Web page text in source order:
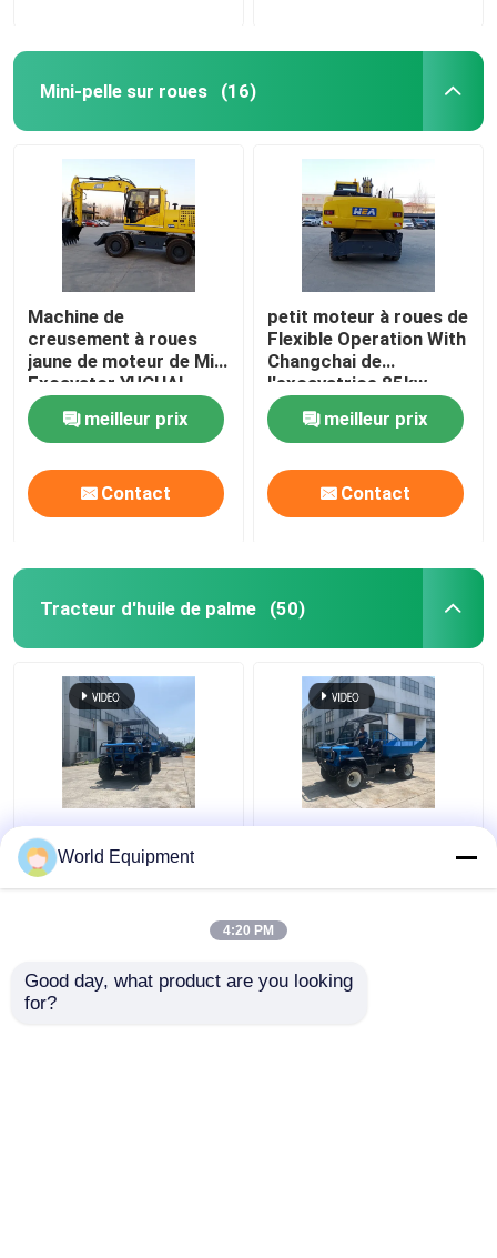
Mini-pelle sur roues (16)
Machine de
creusement à roues
jaune de moteur de Mini
Excavator YUCHAI
petite
meilleur prix
Contact
petit moteur à roues de
Flexible Operation With
Changchai de
l'excavatrice 85kw
meilleur prix
Contact
Tracteur d'huile de palme (50)
Tracteur 2000kg Mini
Tractor d'huile de
palme de pneu de
puissances en chevaux
Individu chargeant la
World Equipment
4:20 PM
Good day, what product are you looking
for?